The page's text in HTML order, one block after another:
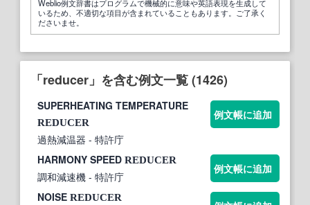
Weblio例文辞書はプログラムで機械的に意味や英語表現を生成して
いるため、不適切な項目が含まれていることもあります。ご了承く
ださいませ。
「reducer」を含む例文一覧 (1426)
SUPERHEATING TEMPERATURE
REDUCER
過熱減温器 - 特許庁
例文帳に追加
HARMONY SPEED REDUCER
調和減速機 - 特許庁
例文帳に追加
NOISE REDUCER